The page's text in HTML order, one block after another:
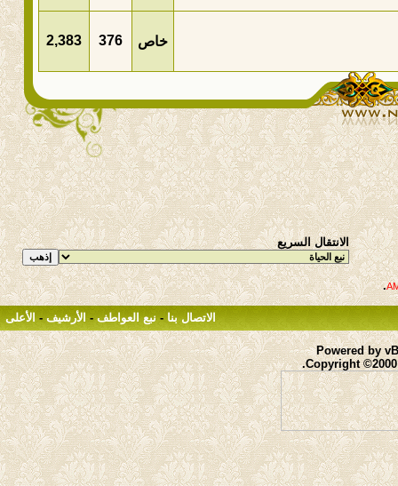
خاص 376
2,383
الانتقال السريع
.
الاتصال بنا - نبع العواطف - الأرشيف - الأعلى
Powered by
Copyright